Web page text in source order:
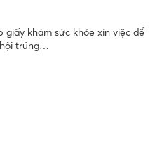
giấy khám sức khỏe xin việc để
trúng…